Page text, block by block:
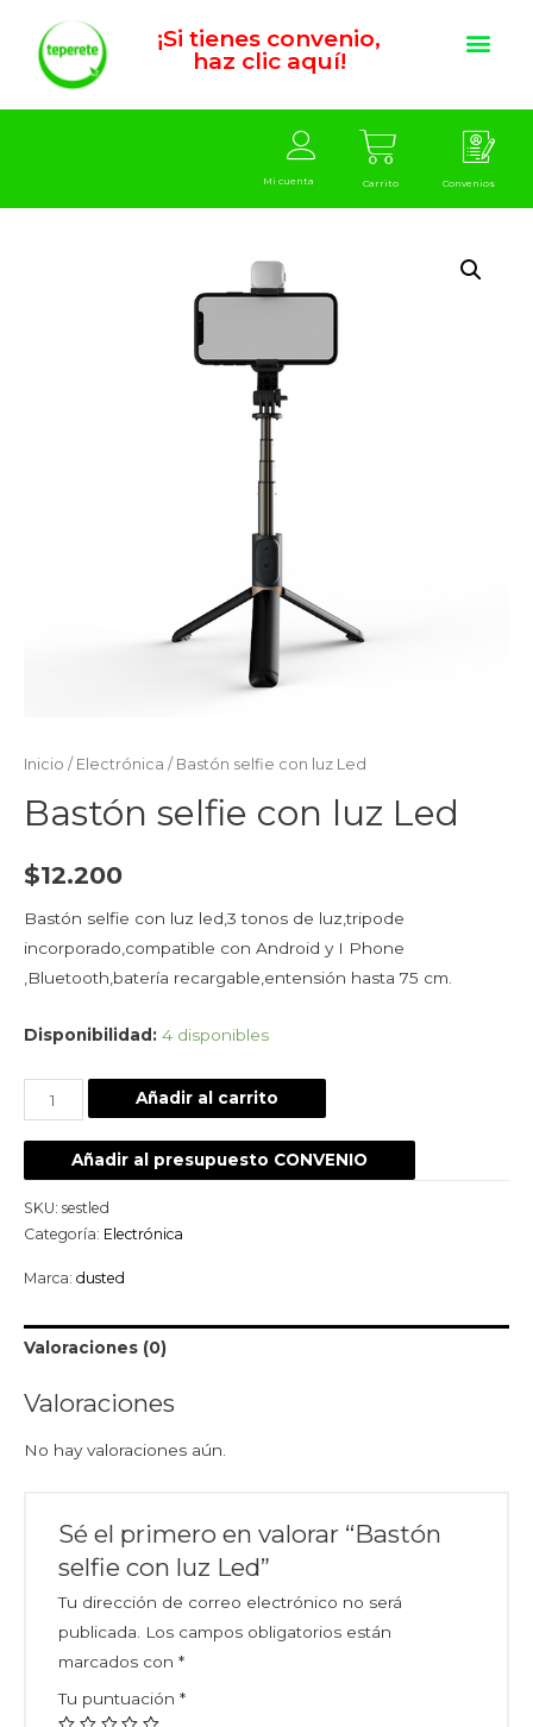
¡Si tienes convenio,
haz clic aquí!
Mi cuenta Carrito Convenios
Inicio / Electrónica / Bastón selfie con luz Led
Bastón selfie con luz Led
$12.200
Bastón selfie con luz led,3 tonos de luz,tripode
incorporado,compatible con Android y I Phone
,Bluetooth,batería recargable,entensión hasta 75 cm.
Disponibilidad: 4 disponibles
Añadir al carrito
Añadir al presupuesto CONVENIO
SKU: sestled
Categoría: Electrónica
Marca: dusted
Valoraciones (0)
Valoraciones
No hay valoraciones aún.
Sé el primero en valorar “Bastón
selfie con luz Led”
Tu dirección de correo electrónico no será
publicada.
Los campos obligatorios están
marcados con*
Tu puntuación*